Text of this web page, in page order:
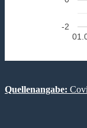
-2
Quellenangabe: